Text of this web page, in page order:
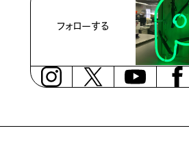
フォローする